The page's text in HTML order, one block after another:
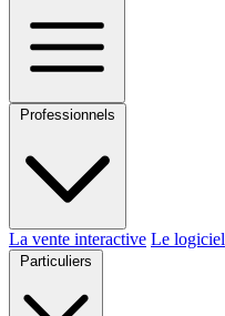
Professionnels
La vente interactive Le logiciel
Particuliers